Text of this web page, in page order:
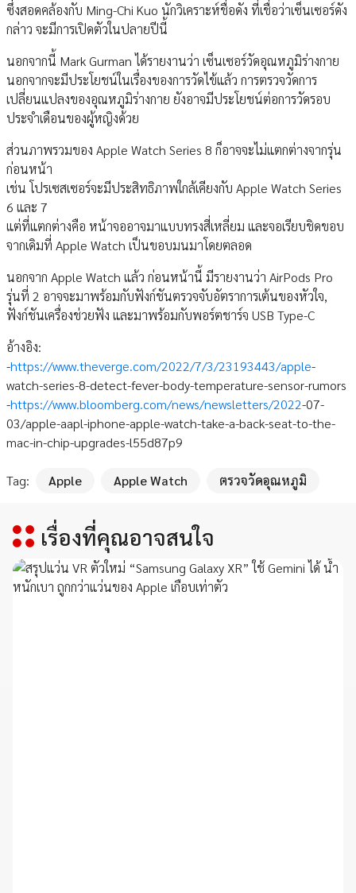
ซึ่งสอดคล้องกับ Ming-Chi Kuo นักวิเคราะห์ชื่อดัง ที่เชื่อว่าเซ็นเซอร์ดัง
กล่าว จะมีการเปิดตัวในปลายปีนี้
นอกจากนี้ Mark Gurman ได้รายงานว่า เซ็นเซอร์วัดอุณหภูมิร่างกาย
นอกจากจะมีประโยชน์ในเรื่องของการวัดไข้แล้ว การตรวจวัดการ
เปลี่ยนแปลงของอุณหภูมิร่างกาย ยังอาจมีประโยชน์ต่อการวัดรอบ
ประจำเดือนของผู้หญิงด้วย
ส่วนภาพรวมของ Apple Watch Series 8 ก็อาจจะไม่แตกต่างจากรุ่น
ก่อนหน้า
เช่น โปรเซสเซอร์จะมีประสิทธิภาพใกล้เคียงกับ Apple Watch Series
6 และ 7
แต่ที่แตกต่างคือ หน้าจออาจมาแบบทรงสี่เหลี่ยม และจอเรียบชิดขอบ
จากเดิมที่ Apple Watch เป็นขอบมนมาโดยตลอด
นอกจาก Apple Watch แล้ว ก่อนหน้านี้ มีรายงานว่า AirPods Pro
รุ่นที่ 2 อาจจะมาพร้อมกับฟังก์ชันตรวจจับอัตราการเต้นของหัวใจ,
ฟังก์ชันเครื่องช่วยฟัง และมาพร้อมกับพอร์ตชาร์จ USB Type-C
อ้างอิง:
-https://www.theverge.com/2022/7/3/23193443/apple-
watch-series-8-detect-fever-body-temperature-sensor-rumors
-https://www.bloomberg.com/news/newsletters/2022-07-
03/apple-aapl-iphone-apple-watch-take-a-back-seat-to-the-
mac-in-chip-upgrades-l55d87p9
Tag: Apple Apple Watch ตรวจวัดอุณหภูมิ
เรื่องที่คุณอาจสนใจ